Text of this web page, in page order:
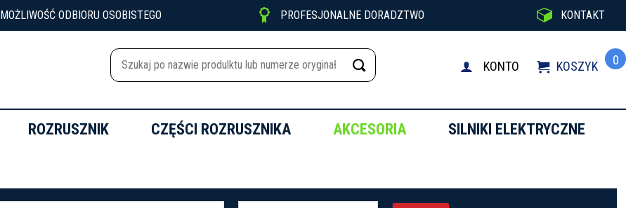
MOŻLIWOŚĆ ODBIORU OSOBISTEGO  PROFESJONALNE DORADZTWO  KONTAKT
KONTO  KOSZYK 0
ROZRUSZNIK CZĘŚCI ROZRUSZNIKA AKCESORIA SILNIKI ELEKTRYCZNE